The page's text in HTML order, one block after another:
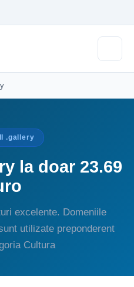
.gallery
la doar 23.69
excelente. Domeniile
utilizate preponderent
Cultura